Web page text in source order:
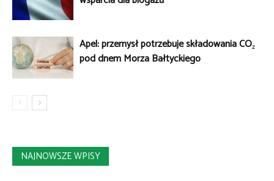
Apel: przemysł potrzebuje składowania CO₂
pod dnem Morza Bałtyckiego
NAJNOWSZE WPISY